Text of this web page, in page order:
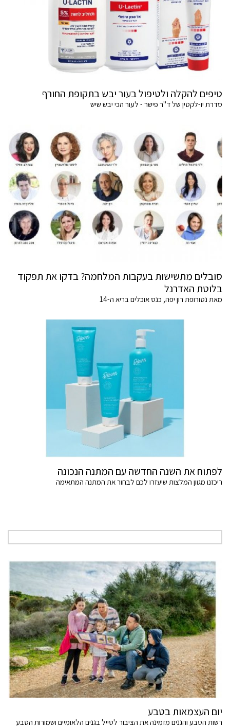
טיפים להקלה ולטיפול בעור יבש בתקופת החורף
סדרת יו-לקטין של ד"ר פישר - לעור הכי יבש שיש
סובלים מתשישות בעקבות המלחמה? בדקו את תפקוד
בלוטת האדרנל
מאת נטורופת רון יפה, כנס אוכלים בריא ה-14
לפתוח את השנה החדשה עם המתנה הנכונה
ריכזנו מגוון המלצות שיעזרו לכם לבחור את המתנה המתאימה
יום העצמאות בטבע
רשות הטבע והגנים מזמינה את הציבור לטייל בגנים הלאומיים ושמורות הטבע